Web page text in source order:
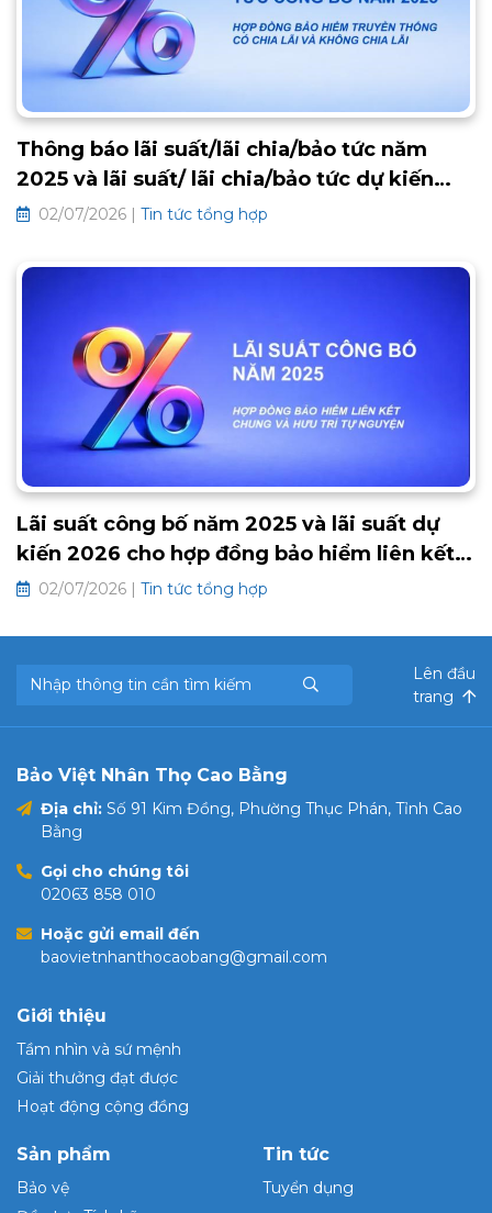
Thông báo lãi suất/lãi chia/bảo tức năm
2025 và lãi suất/ lãi chia/bảo tức dự kiến
2026 các hợp đồng bảo hiểm truyền thống
02/07/2026 | Tin tức tổng hợp
Lãi suất công bố năm 2025 và lãi suất dự
kiến 2026 cho hợp đồng bảo hiểm liên kết
chung và hưu trí tự nguyện
02/07/2026 | Tin tức tổng hợp
Lên đầu
trang
Bảo Việt Nhân Thọ Cao Bằng
Địa chỉ: Số 91 Kim Đồng, Phường Thục Phán, Tỉnh Cao
Bằng
Gọi cho chúng tôi
02063 858 010
Hoặc gửi email đến
baovietnhanthocaobang@gmail.com
Giới thiệu
Tầm nhìn và sứ mệnh
Giải thưởng đạt được
Hoạt động cộng đồng
Sản phẩm
Bảo vệ
Tin tức
Tuyển dụng